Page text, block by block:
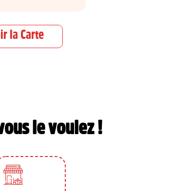
la Carte
le voulez !